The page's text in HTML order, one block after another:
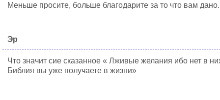
Меньше просите, больше благодарите за то что вам дано.
Эр
Что значит сие сказанное « Лживые желания ибо нет в
Библия вы уже получаете в жизни»